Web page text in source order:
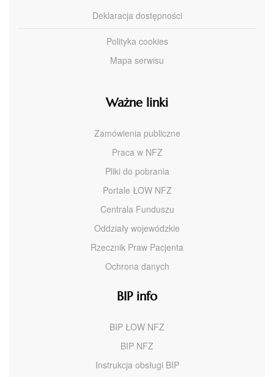
Deklaracja dostępności
Polityka cookies
Mapa serwisu
Ważne linki
Zamówienia publiczne
Praca w NFZ
Pliki do pobrania
Portale ŁOW NFZ
Centrala Funduszu
Oddziały wojewódzkie
Rzecznik Praw Pacjenta
Ochrona danych
BIP info
BIP ŁOW NFZ
BIP NFZ
Instrukcja obsługi BIP